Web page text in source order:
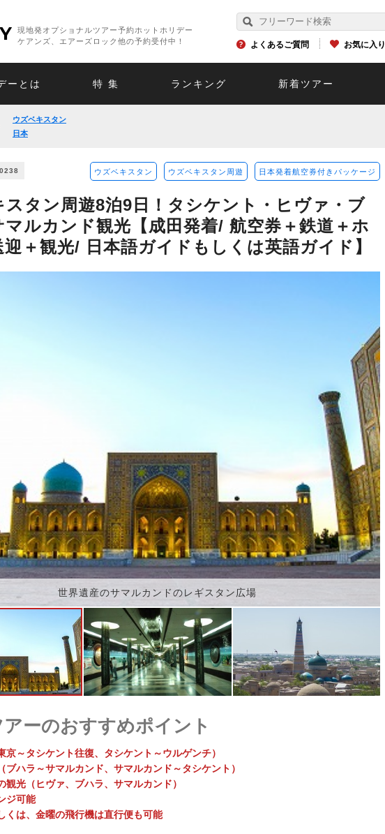
現地発オプショナルツアー予約ホットホリデー
ケアンズ、エアーズロック他の予約受付中！
よくあるご質問 お気に入り
ーとは 特 集 ランキング 新着ツアー
ウズベキスタン
日本
ウズベキスタン ウズベキスタン周遊 日本発着航空券付きパッケージ
スタン周遊8泊9日！タシケント・ヒヴァ・ブ
ルカンド観光【成田発着/ 航空券＋鉄道＋ホ
＋観光/ 日本語ガイドもしくは英語ガイド】
世界遺産のサマルカンドのレギスタン広場
ーのおすすめポイント
京～タシケント往復、タシケント～ウルゲンチ）
ブハラ～サマルカンド、サマルカンド～タシケント）
観光（ヒヴァ、ブハラ、サマルカンド）
ジ可能
くは、金曜の飛行機は直行便も可能